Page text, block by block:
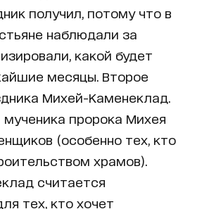
получил, потому что в
наблюдали за
какой будет
месяцы. Второе
Михей-Каменеклад.
пророка Михея
(особенно тех, кто
храмов).
считается
тех, кто хочет